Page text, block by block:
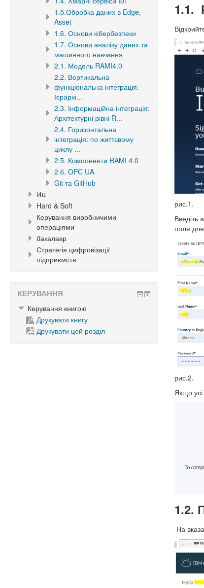
1.1.
рис.1.
Введіть
поля
рис.2.
Якщо
1.2.
На
1.5.Обробка даних в Edge,
Asset
1.6. Основи кібербезпеки
1.7. Основи аналізу даних та
машинного навчання
2.1. Модель RAMI4.0
2.2. Вертикальна
функціональна інтеграція:
Ієрархі...
2.3. Інформаційна інтеграція:
Архітектурні рівні R...
2.4. Горизонтальна
інтеграція: по життєвому
циклу ...
2.5. Компоненти RAMI 4.0
2.6. OPC UA
Git та GitHub
i4u
Hard & Soft
Керування виробничими
операціями
бакалавр
Стратегія цифровізації
підприємств
КЕРУВАННЯ
Керування книгою
Друкувати книгу
Друкувати цей розділ